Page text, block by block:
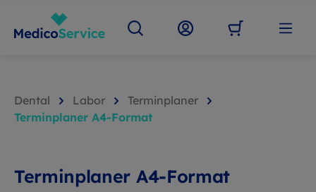
Dental Labor
Terminplaner
Terminplaner A4-Format
Terminplaner A4-Format